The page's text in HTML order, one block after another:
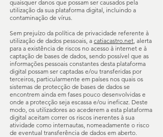
quaisquer danos que possam ser causados pela
utilização da sua plataforma digital, incluindo a
contaminação de vírus.
Sem prejuízo da política de privacidade referente à
utilização de dados pessoais, a catiacastro.net, alerta
para a existência de riscos no acesso à internet e à
captação de bases de dados, sendo possível que as
informações pessoais constantes desta plataforma
digital possam ser captadas e/ou transferidas por
terceiros, particularmente em países nos quais os
sistemas de protecção de bases de dados se
encontrem ainda em fases pouco desenvolvidas e
onde a protecção seja escassa e/ou ineficaz. Deste
modo, os utilizadores ao acederem a esta plataforma
digital aceitam correr os riscos inerentes à sua
atividade como internautas, nomeadamente o risco
de eventual transferência de dados em aberto.